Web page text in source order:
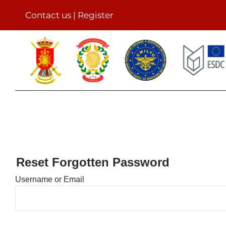
content
Contact us | Register
Reset Forgotten Password
Username or Email